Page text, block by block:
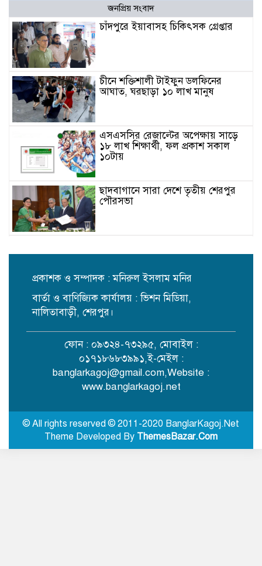
জনপ্রিয় সংবাদ
চাঁদপুরে ইয়াবাসহ চিকিৎসক গ্রেপ্তার
চীনে শক্তিশালী টাইফুন ডলফিনের
আঘাত, ঘরছাড়া ১০ লাখ মানুষ
এসএসসির রেজাল্টের অপেক্ষায় সাড়ে
১৮ লাখ শিক্ষার্থী, ফল প্রকাশ সকাল
১০টায়
ছাদবাগানে সারা দেশে তৃতীয় শেরপুর
পৌরসভা
কাপ ফুটবলের ফাইনাল
জাজিরায় বাঁশ কাটাকে কেন্দ্র করে
হামলা, নারীসহ আহত ৩
শেরপুরে বর্জ্য ব্যবস্থাপনা প্রকল্পের ভূমি
অধিগ্রহণের চেক বিতরণ
পালিত
প্রকাশক ও সম্পাদক : মনিরুল ইসলাম মনির
বার্তা ও বাণিজ্যিক কার্যালয় : ভিশন মিডিয়া,
নালিতাবাড়ী, শেরপুর।
ফোন : ০৯৩২৪-৭৩২৯৫, মোবাইল :
০১৭১৮৬৮৩৯৯১,ই-মেইল :
banglarkagoj@gmail.com,Website :
www.banglarkagoj.net
© All rights reserved © 2011-2020 BanglarKagoj.Net
Theme Developed By ThemesBazar.Com